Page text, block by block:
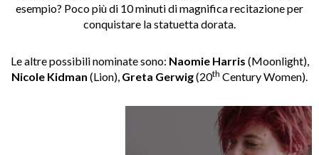
esempio? Poco più di 10 minuti di magnifica recitazione per
conquistare la statuetta dorata.
Le altre possibili nominate sono: Naomie Harris (Moonlight),
Nicole Kidman (Lion), Greta Gerwig(20th Century Women).